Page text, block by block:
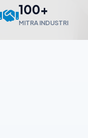
100+
MITRA INDUSTRI